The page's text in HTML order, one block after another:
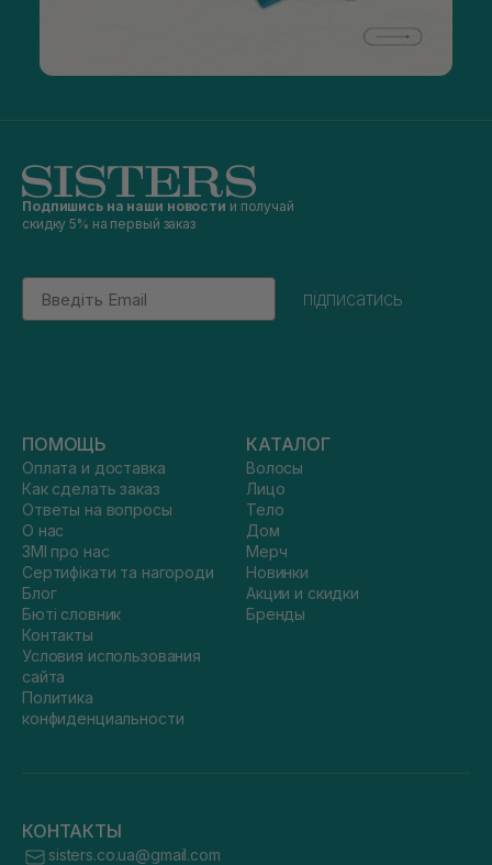
Подпишись на наши новости и получай
скидку 5% на первый заказ
Email
підписатись
ПОМОЩЬ
Оплата и доставка
Как сделать заказ
Ответы на вопросы
О нас
ЗМІ про нас
Сертифікати та нагороди
Блог
Бюті словник
Контакты
Условия использования
сайта
Политика
конфиденциальности
КАТАЛОГ
Волосы
Лицо
Тело
Дом
Мерч
Новинки
Акции и скидки
Бренды
КОНТАКТЫ
sisters.co.ua@gmail.com